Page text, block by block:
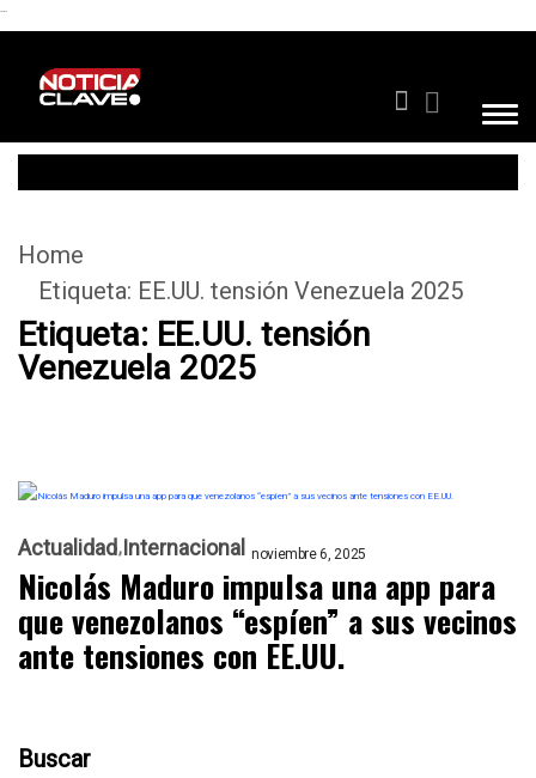
```
Home
Etiqueta: EE.UU. tensión Venezuela 2025
Etiqueta: EE.UU. tensión
Venezuela 2025
Actualidad Internacional noviembre 6, 2025
Nicolás Maduro impulsa una app para
que venezolanos “espíen” a sus vecinos
ante tensiones con EE.UU.
Buscar